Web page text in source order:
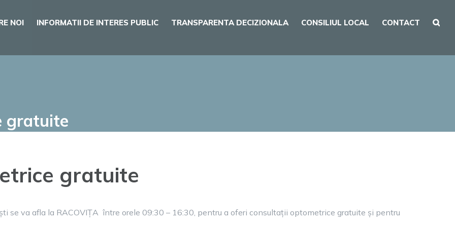
NOI INFORMATII DE INTERES PUBLIC TRANSPARENTA DECIZIONALA CONSILIUL LOCAL CONTACT
gratuite
gratuite
se va afla la RACOVIȚA între orele 09:30 – 16:30, pentru a oferi consultații optometrice gratuite și pentru